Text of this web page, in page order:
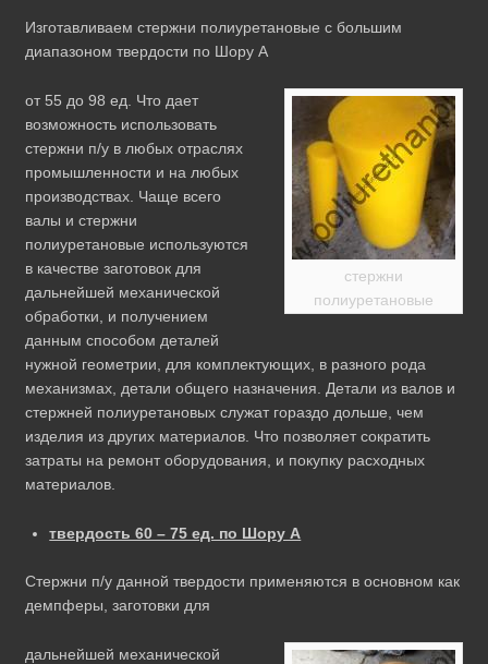
Изготавливаем стержни полиуретановые с большим
диапазоном твердости по Шору А
стержни
полиуретановые
от 55 до 98 ед. Что дает
возможность использовать
стержни п/у в любых отраслях
промышленности и на любых
производствах. Чаще всего
валы и стержни
полиуретановые используются
в качестве заготовок для
дальнейшей механической
обработки, и получением
данным способом деталей
нужной геометрии, для комплектующих, в разного рода
механизмах, детали общего назначения. Детали из валов и
стержней полиуретановых служат гораздо дольше, чем
изделия из других материалов. Что позволяет сократить
затраты на ремонт оборудования, и покупку расходных
материалов.
твердость 60 – 75 ед. по Шору А
Стержни п/у данной твердости применяются в основном как
демпферы, заготовки для
дальнейшей механической